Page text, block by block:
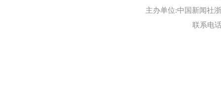
主办单位:中国新闻社
联系电